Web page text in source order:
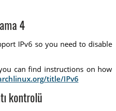
4
IPv6 so you need to disable
can find instructions on how
title/IPv6
kontrolü